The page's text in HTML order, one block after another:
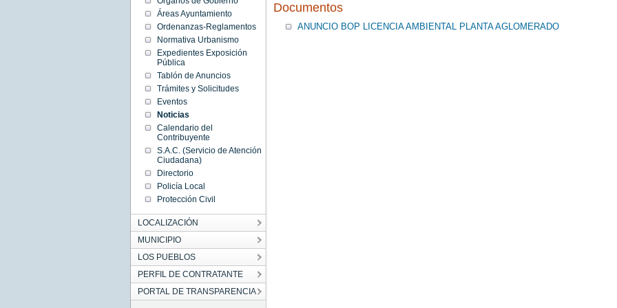
Áreas Ayuntamiento
Ordenanzas-Reglamentos
Normativa Urbanismo
Expedientes Exposición
Pública
Tablón de Anuncios
Trámites y Solicitudes
Eventos
Noticias
Calendario del
Contribuyente
S.A.C. (Servicio de Atención
Ciudadana)
Directorio
Policía Local
Protección Civil
LOCALIZACIÓN
MUNICIPIO
LOS PUEBLOS
PERFIL DE CONTRATANTE
PORTAL DE TRANSPARENCIA
Mon
Jun 08
CEST
Documentos
ANUNCIO BOP LICENCIA AMBIENTAL PLANTA AGLOMERADO